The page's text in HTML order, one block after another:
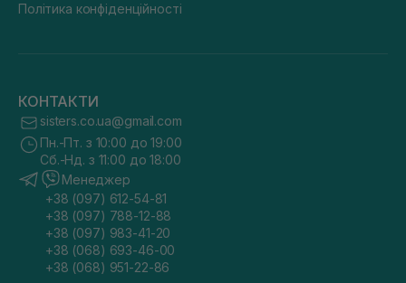
Політика конфіденційності
КОНТАКТИ
sisters.co.ua@gmail.com
Пн.-Пт. з 10:00 до 19:00
Сб.-Нд. з 11:00 до 18:00
Менеджер
+38 (097) 612-54-81
+38 (097) 788-12-88
+38 (097) 983-41-20
+38 (068) 693-46-00
+38 (068) 951-22-86